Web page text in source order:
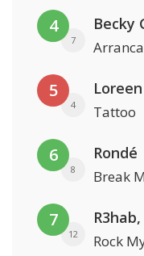
4
7
Becky
Arranca
5
4
Loreen
Tattoo
6
8
Rondé
Break
7
12 Rock